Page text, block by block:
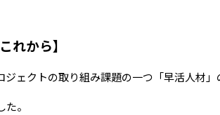
れから】
ェクトの取り組み課題の一つ「早活人材」
。